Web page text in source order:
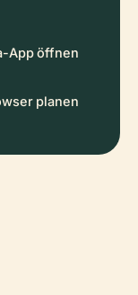
App öffnen
planen